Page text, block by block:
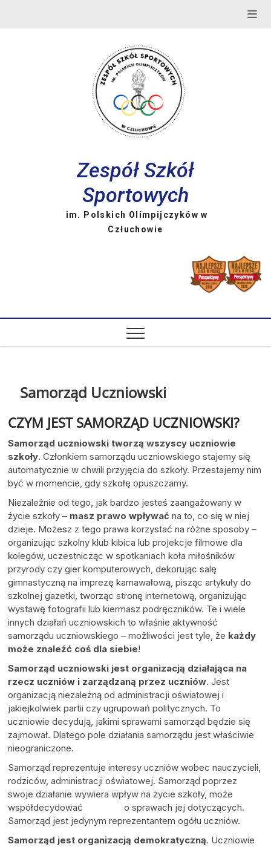
Zespół Szkół
Sportowych
im. Polskich Olimpijczyków w
Człuchowie
Samorząd Uczniowski
CZYM JEST SAMORZĄD UCZNIOWSKI?
Samorząd uczniowski tworzą wszyscy uczniowie
szkoły. Członkiem samorządu uczniowskiego stajemy się
automatycznie w chwili przyjęcia do szkoły. Przestajemy nim
być w momencie, gdy szkołę opuszczamy.
Niezależnie od tego, jak bardzo jesteś zaangażowany w
życie szkoły – masz prawo wpływać na to, co się w niej
dzieje. Możesz z tego prawa korzystać na różne sposoby –
organizując szkolny klub kibica lub projekcje filmowe dla
kolegów, uczestnicząc w spotkaniach koła miłośników
przyrody czy gier komputerowych, dekorując salę
gimnastyczną na imprezę karnawałową, pisząc artykuły do
szkolnej gazetki, tworząc stronę internetową, organizując
wystawę fotografii lub kiermasz podręczników. Te i wiele
innych działań uczniowskich to właśnie aktywność
samorządu uczniowskiego – możliwości jest tyle, że każdy
może znaleźć coś dla siebie!
Samorząd uczniowski jest organizacją działająca na
rzecz uczniów i zarządzaną przez uczniów. Jest
organizacją niezależną od administracji oświatowej i
jakiejkolwiek partii czy ugrupowań politycznych. To
uczniowie decydują, jakimi sprawami samorząd będzie się
zajmował. Dlatego pole działania samorządu jest właściwie
nieograniczone.
Samorząd reprezentuje interesy uczniów wobec nauczycieli,
rodziców, administracji oświatowej. Samorząd poprzez
swoje działanie wywiera wpływ na życie szkoły, może
współdecydować o sprawach jej dotyczących.
Samorząd jest jedynym reprezentantem ogółu uczniów.
Samorząd jest organizacją demokratyczną. Uczniowie